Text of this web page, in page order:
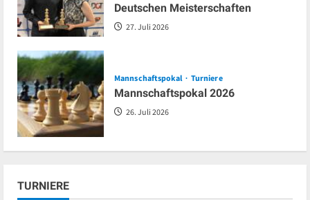
Deutschen Meisterschaften
27. Juli 2026
Mannschaftspokal Turniere
Mannschaftspokal 2026
26. Juli 2026
TURNIERE